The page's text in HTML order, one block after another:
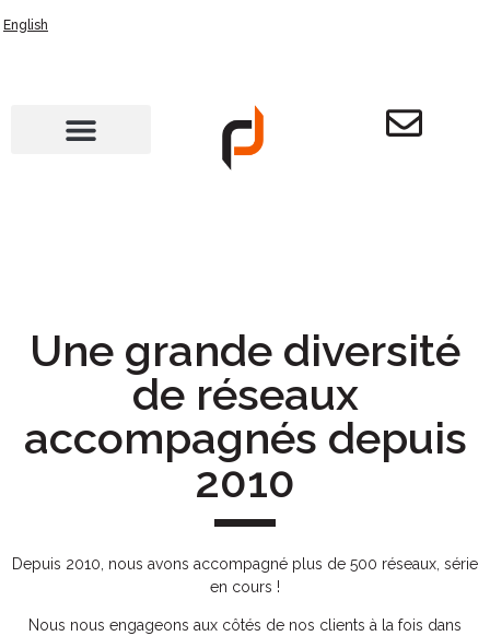
English
Une grande diversité
de réseaux
accompagnés depuis
2010
Depuis 2010, nous avons accompagné plus de 500 réseaux, série
en cours !
Nous nous engageons aux côtés de nos clients à la fois dans